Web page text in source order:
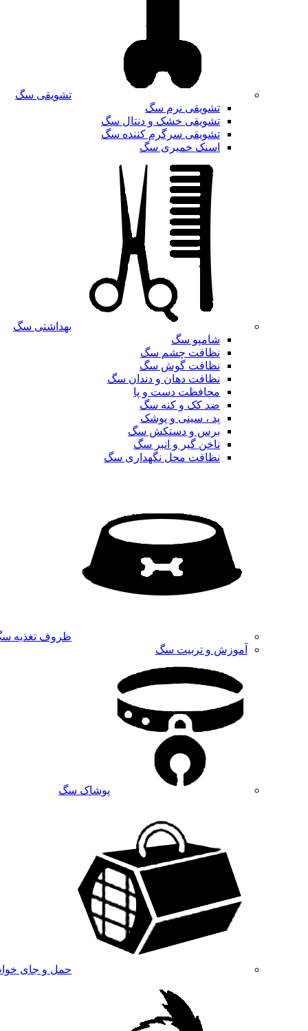
تشویقی سگ
تشویقی نرم سگ
تشویقی خشک و دنتال سگ
تشویقی سرگرم کننده سگ
اسنک خمیری سگ
بهداشتی سگ
شامپو سگ
نظافت چشم سگ
نظافت گوش سگ
نظافت دهان و دندان سگ
محافظت دست و پا
ضد کک و کنه سگ
پد ، سینی و پوشک
برس و دستکش سگ
ناخن گیر و انبر سگ
نظافت محل نگهداری سگ
ظروف تغذیه
آموزش و تربیت سگ
پوشاک سگ
حمل و جای